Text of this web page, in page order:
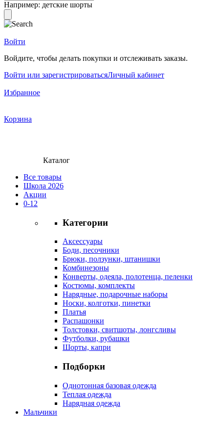
Например: детские шорты
Войти
Войдите, чтобы делать покупки и отслеживать заказы.
Войти или зарегистрироватьсяЛичный кабинет
Избранное
Корзина
Каталог
Все товары
Школа 2026
Акции
0-12
Категории
Аксессуары
Боди, песочники
Брюки, ползунки, штанишки
Комбинезоны
Конверты, одеяла, полотенца, пеленки
Костюмы, комплекты
Нарядные, подарочные наборы
Носки, колготки, пинетки
Платья
Распашонки
Толстовки, свитшоты, лонгсливы
Футболки, рубашки
Шорты, капри
Подборки
Однотонная базовая одежда
Теплая одежда
Нарядная одежда
Мальчики